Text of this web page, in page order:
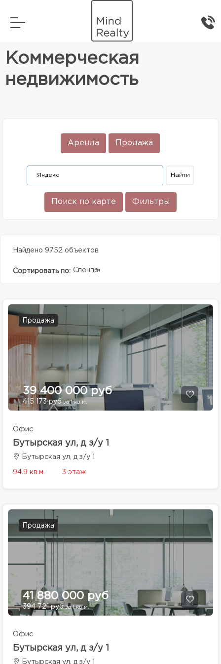
Коммерческая недвижимость
Коммерческая
недвижимость
Аренда Продажа
Поиск по карте Фильтры
Найдено 9752 объектов
Сортировать по: Спецпредолжение
Продажа
39 400 000 руб
415 173 рубза 1 кв.м.
Офис
Бутырская ул, д з/у 1
Бутырская ул, д з/у 1
94.9 кв.м. 3 этаж
Продажа
41 880 000 руб
394 721 рубза 1 кв.м.
Офис
Бутырская ул, д з/у 1
Бутырская ул, д з/у 1